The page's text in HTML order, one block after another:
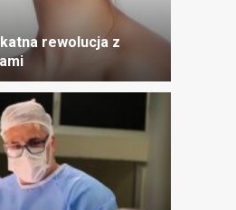
rewolucja z